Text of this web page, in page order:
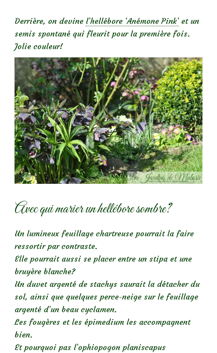
Derrière, on devine l’hellébore ‘Anémone Pink’et un
semis spontané qui fleurit pour la première fois.
Jolie couleur!
Avec qui marier un hellébore sombre?
Un lumineux feuillage chartreuse pourrait la faire
ressortir par contraste.
Elle pourrait aussi se placer entre un stipa et une
bruyère blanche?
Un duvet argenté de stachys saurait la détacher du
sol, ainsi que quelques perce-neige sur le feuillage
argenté d’un beau cyclamen.
Les fougères et les épimedium les accompagnent
bien.
Et pourquoi pas l’ophiopogon planiscapus